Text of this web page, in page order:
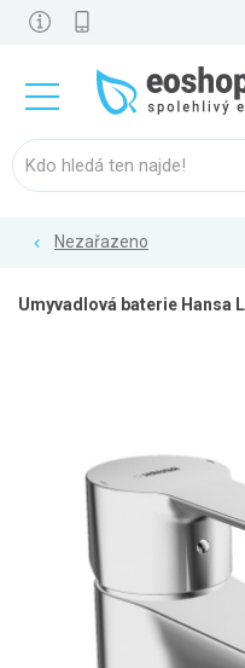
Nezařazeno
Umyvadlová baterie Hansa